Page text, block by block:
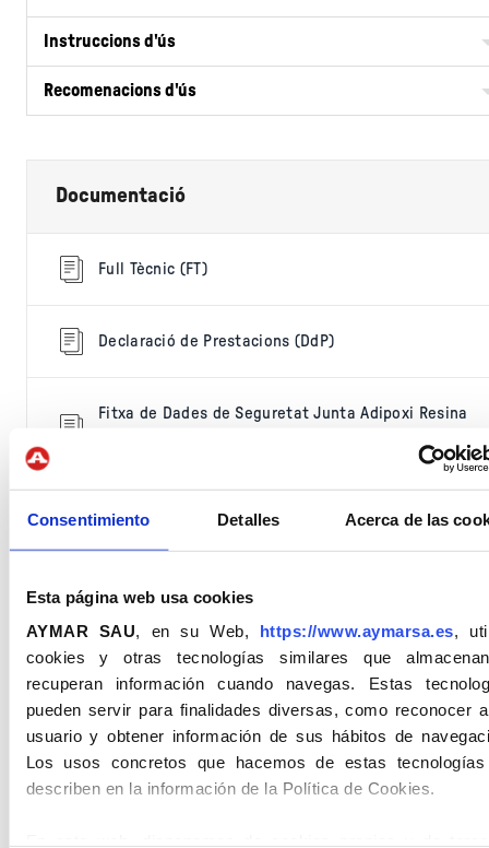
Consentimiento Detalles Acerca de las
Esta página web usa cookies
AYMAR SAU, en su Web, https://www.aymarsa.es,
cookies y otras tecnologías similares que
recuperan información cuando navegas. Estas
pueden servir para finalidades diversas, como reconocer
usuario y obtener información de sus hábitos de
Los usos concretos que hacemos de estas
describen en la información de la Política de Cookies.
Instruccions d'ús
Recomenacions d'ús
Documentació
Full Tècnic (FT)
Declaració de Prestacions (DdP)
Fitxa de Dades de Seguretat Junta Adipoxi Resina
Fitxa de Dades de Seguretat Junta Adipoxi
Productes relacionats